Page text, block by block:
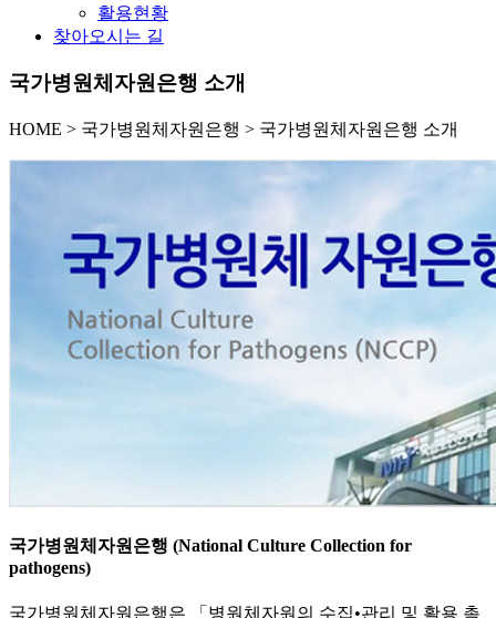
활용현황
찾아오시는 길
국가병원체자원은행 소개
HOME > 국가병원체자원은행 > 국가병원체자원은행 소개
국가병원체자원은행 (National Culture Collection for
pathogens)
국가병원체자원은행은 「병원체자원의 수집•관리 및 활용 촉